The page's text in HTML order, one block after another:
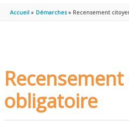
Accueil Démarches Recensement
obligatoire